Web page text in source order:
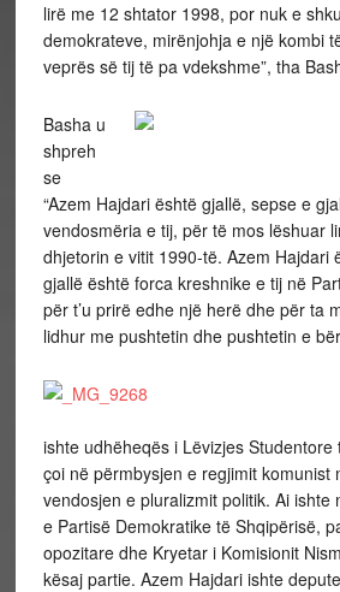
lirë me 12 shtator 1998, por nuk e
demokrateve, mirënjohja e një kombi
veprës së tij të pa vdekshme”, tha
Basha u
shpreh
se
“Azem Hajdari është gjallë, sepse e
vendosmëria e tij, për të mos lëshuar
dhjetorin e vitit 1990-të. Azem Hajdari
gjallë është forca kreshnike e tij në
për t’u prirë edhe një herë dhe për ta
lidhur me pushtetin dhe pushtetin e
ishte udhëheqës i Lëvizjes
çoi në përmbysjen e regjimit komunist
vendosjen e pluralizmit politik. Ai ishte
e Partisë Demokratike të Shqipërisë,
opozitare dhe Kryetar i Komisionit
kësaj partie. Azem Hajdari ishte